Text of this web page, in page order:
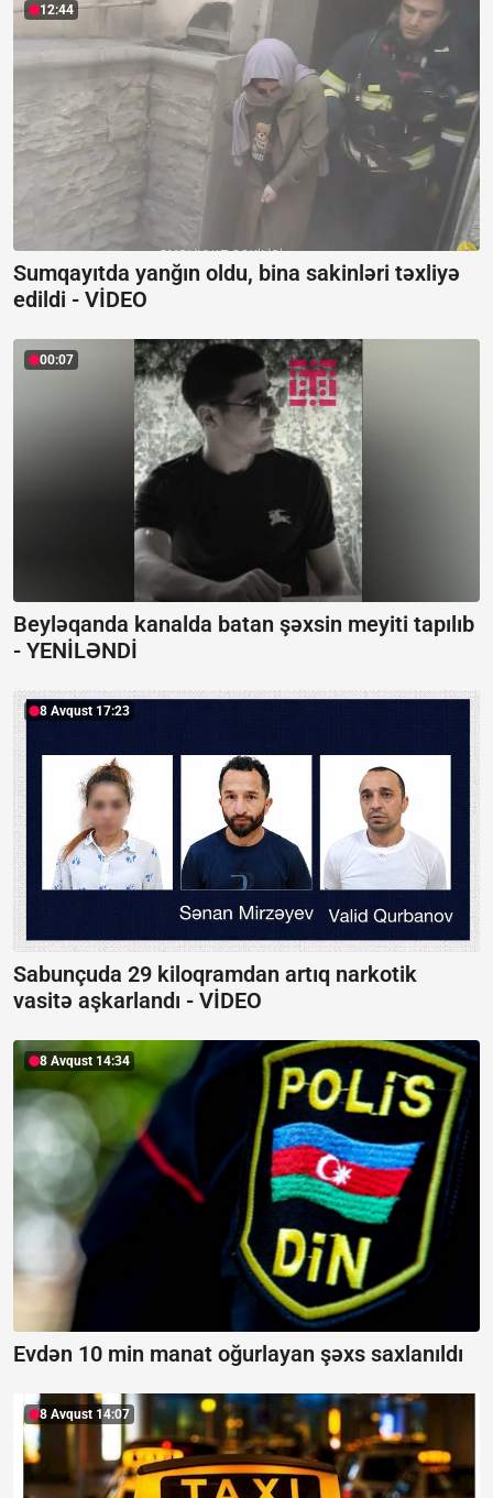
12:44
Sumqayıtda yanğın oldu, bina sakinləri təxliyə
edildi - VİDEO
00:07
Beyləqanda kanalda batan şəxsin meyiti tapılıb
- YENİLƏNDİ
8 Avqust 17:23
Sabunçuda 29 kiloqramdan artıq narkotik
vasitə aşkarlandı - VİDEO
8 Avqust 14:34
Evdən 10 min manat oğurlayan şəxs saxlanıldı
8 Avqust 14:07